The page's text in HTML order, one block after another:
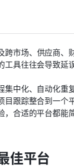
市场、供应商、
具往往会导致延
中化、自动化重
跟踪整合到一个
合适的平台都能
佳平台